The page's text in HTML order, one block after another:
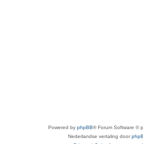
Powered by phpBB® Forum Software ©
Nederlandse vertaling door